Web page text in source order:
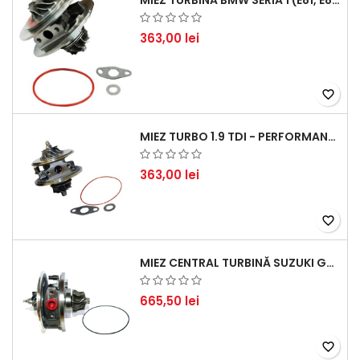
363,00 lei
favorite_border
MIEZ TURBO 1.9 TDI - PERFORMANȚĂ FIABILĂ PENTRU AUDI, SEAT, SKODA ȘI VW
363,00 lei
favorite_border
MIEZ CENTRAL TURBINĂ SUZUKI GRAND ESCUDO II 1.9 DDIS TRACȚIUNE INTEGRALĂ - MOTORIZARE 1.9L, 95 KW (129 CP)
665,50 lei
favorite_border